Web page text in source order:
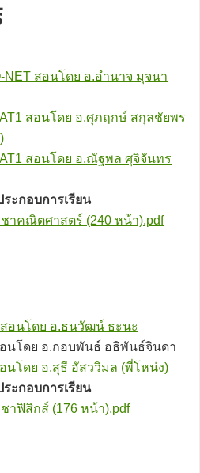
สอนโดย อ.อำนาจ มุจนา
สอนโดย อ.ศุภฤกษ์ สกุลชัยพร
สอนโดย อ.ณัฐพล ศุจิจันทร
ระกอบการเรียน
ชาคณิตศาสตร์ (240 หน้า).pdf
อนโดย อ.ธนวัฒน์ ธะนะ
นโดย อ.กอบพันธ์ อธิพันธ์จินดา
นโดย อ.สุธี อัสววิมล (พี่โหน่ง)
ระกอบการเรียน
ชาฟิสิกส์ (176 หน้า).pdf